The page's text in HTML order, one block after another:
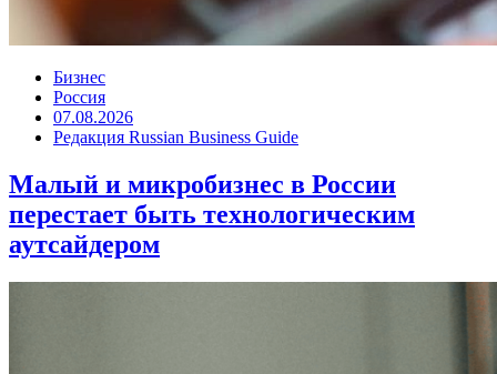
Бизнес
Россия
07.08.2026
Редакция Russian Business Guide
Малый и микробизнес в России
перестает быть технологическим
аутсайдером